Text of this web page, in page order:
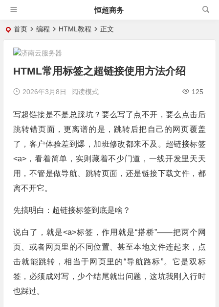
恒超商务
首页 编程 HTML教程 正文
HTML常用标签之超链接使用方法介绍
2026年3月8日 125
阅读模式
写超链接是不是总踩坑？要么写了点不开，要么点击后
跳转错页面，更离谱的是，跳转后把自己的网页覆盖
了，客户体验差到爆，加班修改都来不及。超链接标签
<a>，看着简单，实则藏着不少门道，一线开发里天天
用，不管是做导航、跳转页面，还是链接下载文件，都
离不开它。
先搞明白：超链接标签到底是啥？
说白了，就是<a>标签，作用就是“搭桥”——把两个网
页、或者网页里的不同位置、甚至本地文件连起来，点
击就能跳转，相当于网页里的“导航路标”。它是双标
签，必须成对写，少个结尾就出问题，这坑我刚入行时
也踩过。